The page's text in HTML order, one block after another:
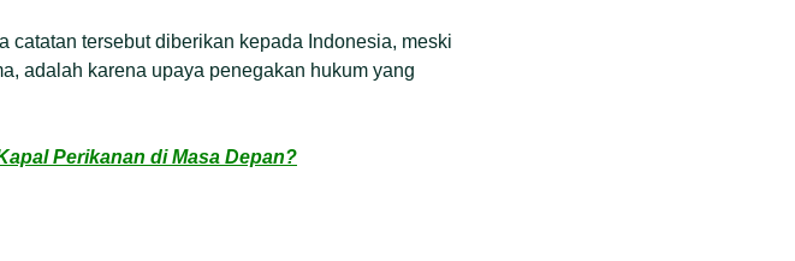
tersebut diberikan kepada Indonesia, meski
adalah karena upaya penegakan hukum yang
Perikanan di Masa Depan?